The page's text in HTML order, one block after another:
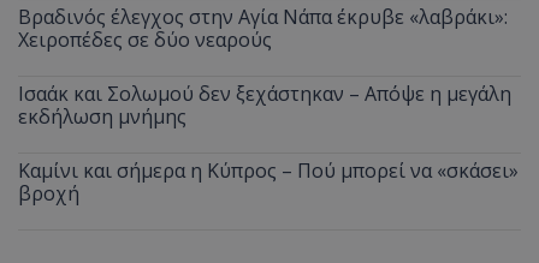
Βραδινός έλεγχος στην Αγία Νάπα έκρυβε «λαβράκι»:
Χειροπέδες σε δύο νεαρούς
Ισαάκ και Σολωμού δεν ξεχάστηκαν – Απόψε η μεγάλη
εκδήλωση μνήμης
Καμίνι και σήμερα η Κύπρος – Πού μπορεί να «σκάσει»
βροχή